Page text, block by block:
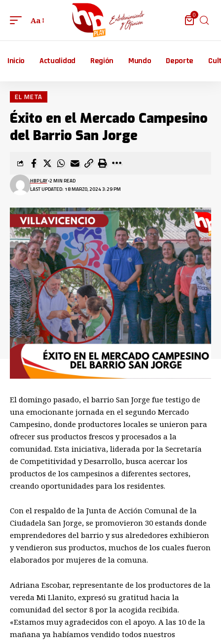
Aa
0
Inicio Actualidad Región Mundo Deporte
EL META
Éxito en el Mercado Campesino
del Barrio San Jorge
LAST UPDATED: 18 MARZO, 2024 3:29 PM
HBPLAY 2 MIN READ
El domingo pasado, el barrio San Jorge fue testigo de
una emocionante jornada en el segundo Mercado
Campesino, donde productores locales se unieron para
ofrecer sus productos frescos y procesados a la
comunidad. Esta iniciativa, liderada por la Secretaría
de Competitividad y Desarrollo, busca acercar los
productos de los campesinos a diferentes sectores,
creando oportunidades para los residentes.
Con el respaldo de la Junta de Acción Comunal de la
Ciudadela San Jorge, se promovieron 30 estands donde
emprendedores del barrio y sus alrededores exhibieron
y vendieron sus productos, muchos de los cuales fueron
elaborados por mujeres de la comuna.
Adriana Escobar, representante de los productores de la
vereda Mi Llanito, expresó su gratitud hacia la
comunidad del sector 8 por la acogida recibida.
«Estamos muy agradecidos con el apoyo. A las 10 de la
mañana ya habíamos vendido todos nuestros